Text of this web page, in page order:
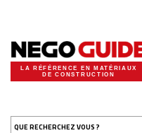
LA RÉFÉRENCE EN MATÉRIAUX
DE CONSTRUCTION
QUE RECHERCHEZ VOUS ?